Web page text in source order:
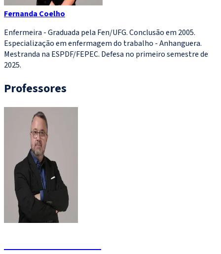
Fernanda Coelho
Enfermeira - Graduada pela Fen/UFG. Conclusão em 2005.
Especialização em enfermagem do trabalho - Anhanguera.
Mestranda na ESPDF/FEPEC. Defesa no primeiro semestre de
2025.
Professores
Alexandre Martins